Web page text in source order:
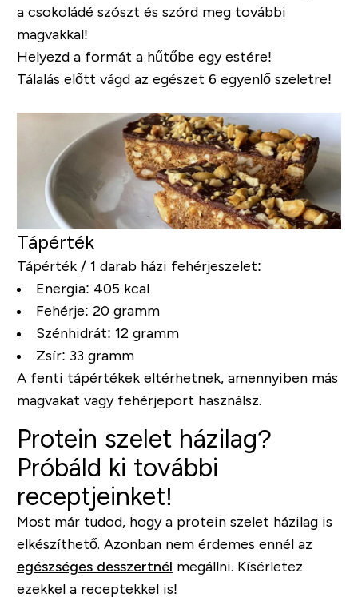
a csokoládé szószt és szórd meg további
magvakkal!
Helyezd a formát a hűtőbe egy estére!
Tálalás előtt vágd az egészet 6 egyenlő szeletre!
Tápérték
Tápérték / 1 darab házi fehérjeszelet:
Energia: 405 kcal
Fehérje: 20 gramm
Szénhidrát: 12 gramm
Zsír: 33 gramm
A fenti tápértékek eltérhetnek, amennyiben más
magvakat vagy fehérjeport használsz.
Protein szelet házilag?
Próbáld ki további
receptjeinket!
Most már tudod, hogy a protein szelet házilag is
elkészíthető. Azonban nem érdemes ennél az
egészséges desszertnél megállni. Kísérletez
ezekkel a receptekkel is!